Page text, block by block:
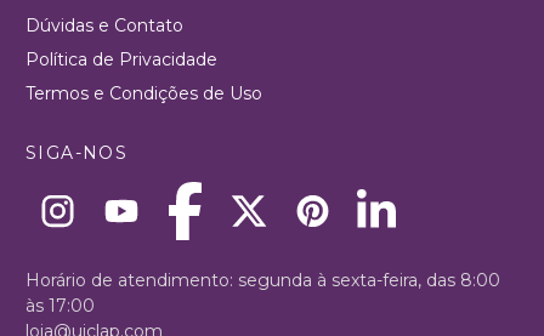
Dúvidas e Contato
Política de Privacidade
Termos e Condições de Uso
SIGA-NOS
Horário de atendimento: segunda à sexta-feira, das 8:00
às 17:00
loja@uiclap.com